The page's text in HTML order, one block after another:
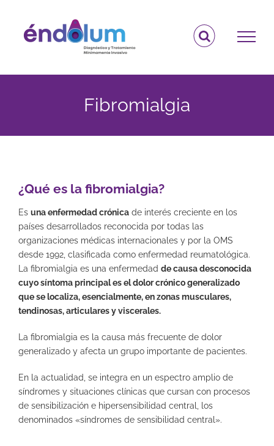
contenido
Fibromialgia
¿Qué es la fibromialgia?
Es una enfermedad crónica de interés creciente en los
países desarrollados reconocida por todas las
organizaciones médicas internacionales y por la OMS
desde 1992, clasificada como enfermedad reumatológica.
La fibromialgia es una enfermedad de causa desconocida
cuyo síntoma principal es el dolor crónico generalizado
que se localiza, esencialmente, en zonas musculares,
tendinosas, articulares y viscerales.
La fibromialgia es la causa más frecuente de dolor
generalizado y afecta un grupo importante de pacientes.
En la actualidad, se integra en un espectro amplio de
síndromes y situaciones clínicas que cursan con procesos
de sensibilización e hipersensibilidad central, los
denominados «síndromes de sensibilidad central».